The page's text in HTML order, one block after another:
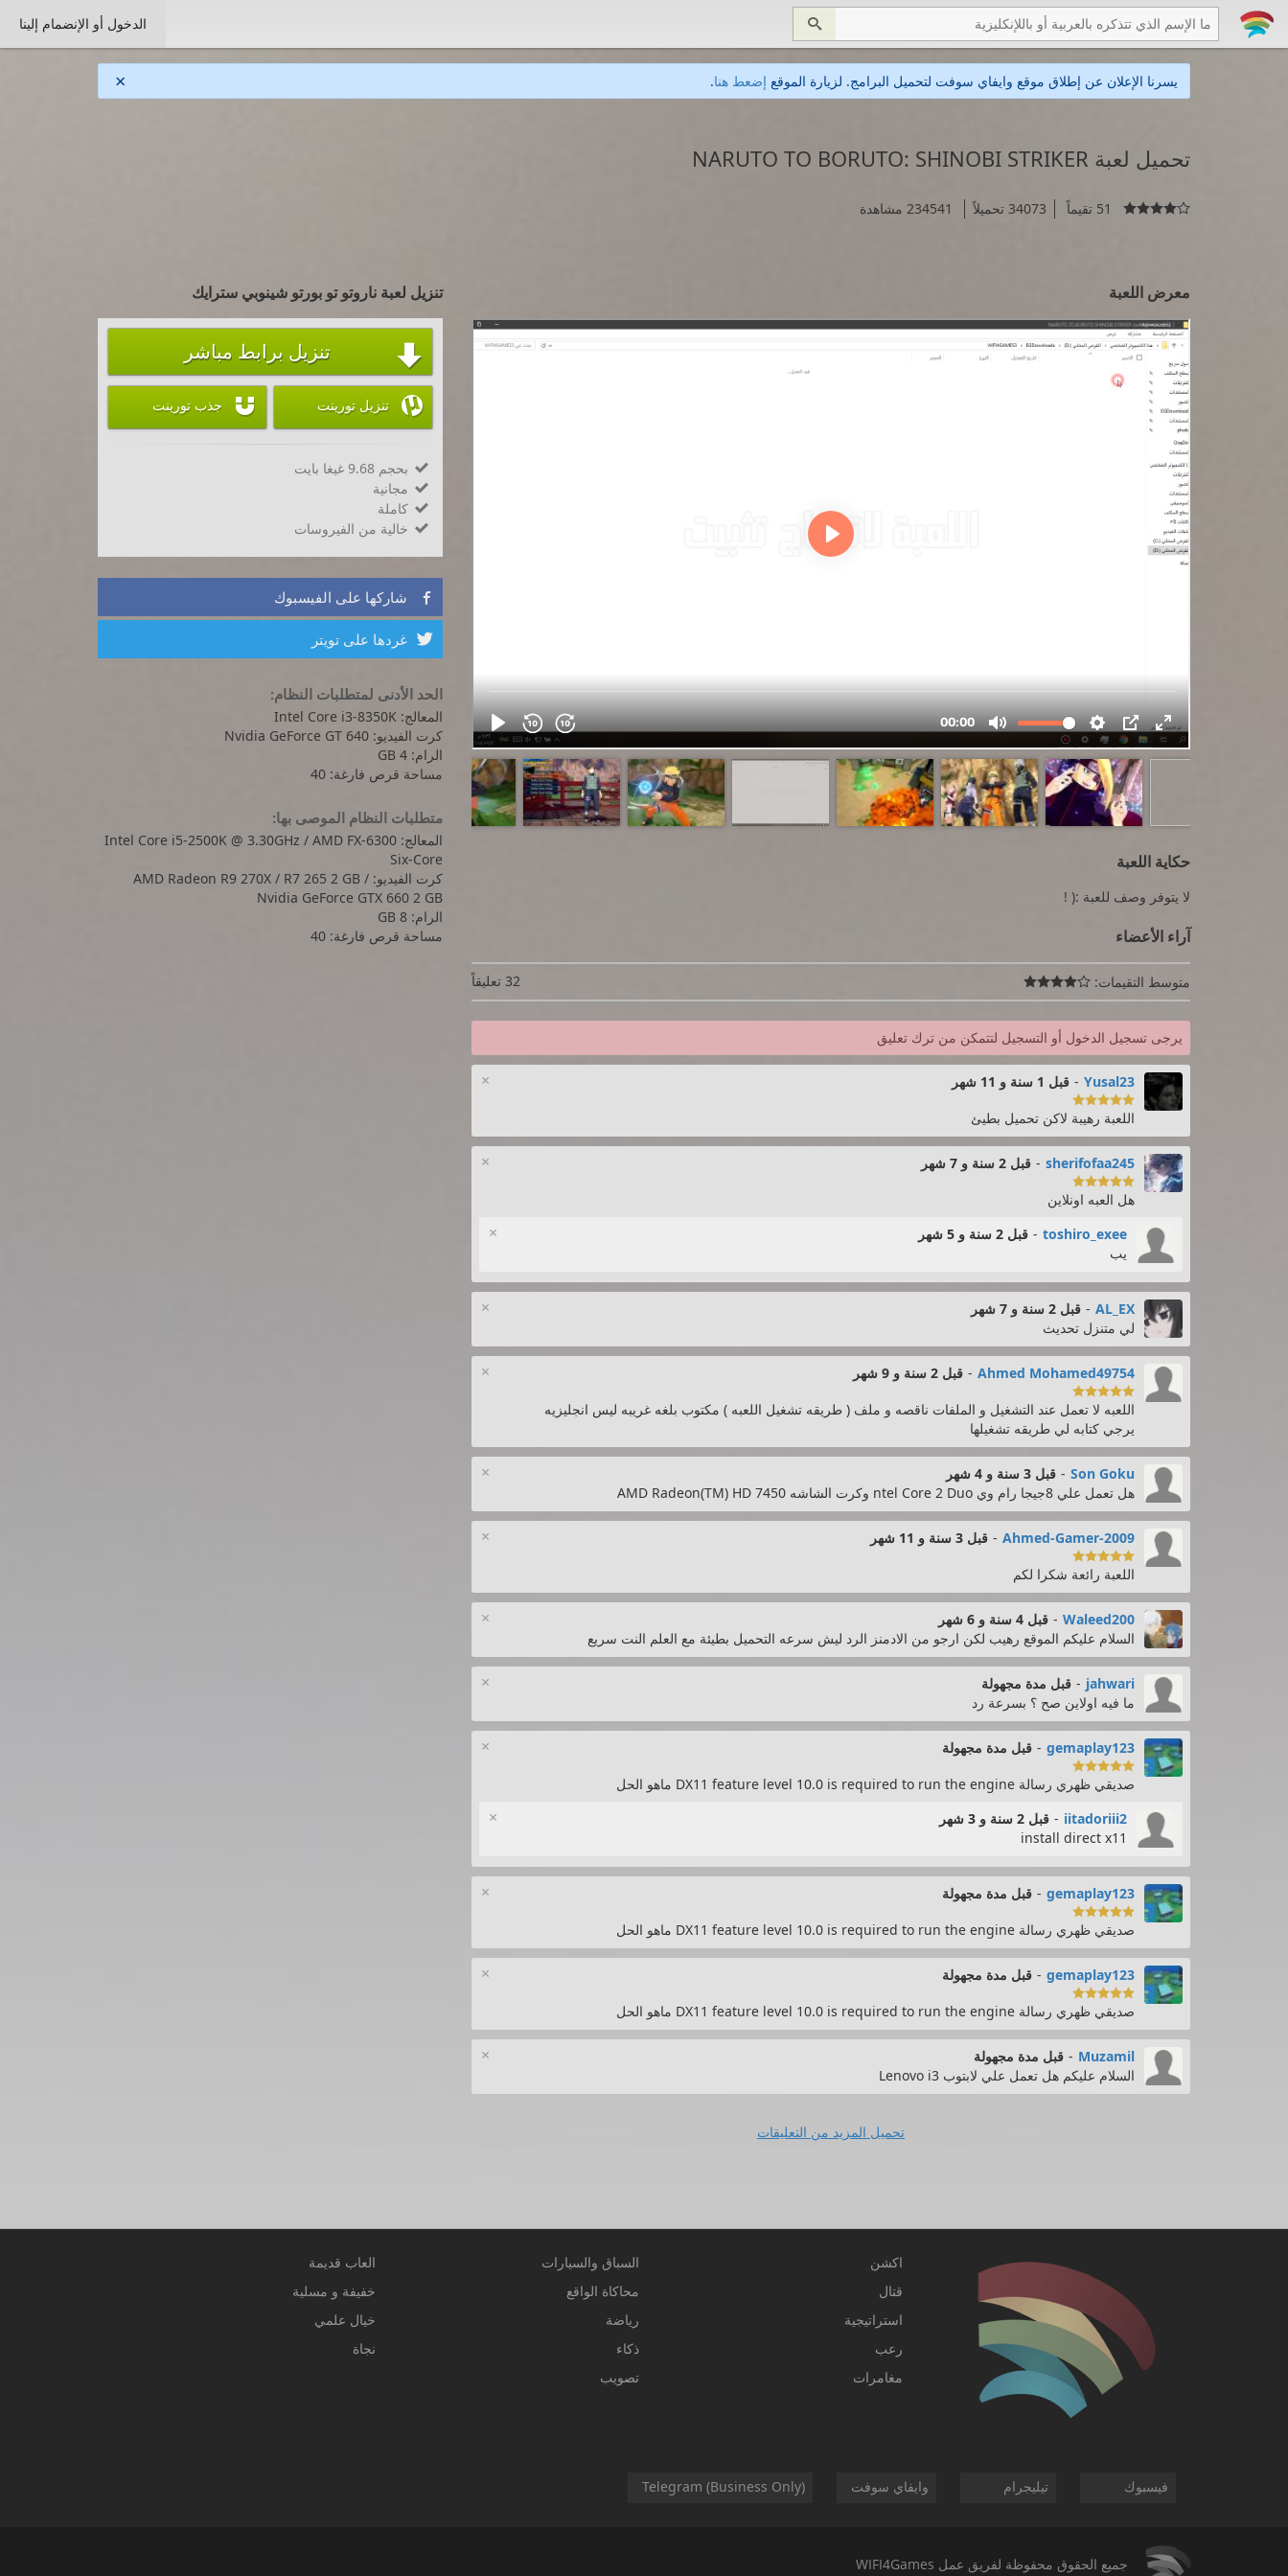
 الدخول أو الإنضمام إلينا
يسرنا الإعلان عن إطلاق موقع وايفاي سوفت لتحميل البرامج. لزيارة الموقع إضعط هنا.
×
تحميل لعبة NARUTO TO BORUTO: SHINOBI STRIKER
 51 تقيماً 34073 تحميلاً 234541 مشاهدة
معرض اللعبة
حكاية اللعبة
لا يتوفر وصف للعبة :( !
آراء الأعضاء
متوسط التقيمات:  32 تعليقاً
يرجى تسجيل الدخول أو التسجيل لتتمكن من ترك تعليق
× Yusal23
- قبل 1 سنة و 11 شهر

اللعبة رهيبة لاكن تحميل بطيئ
× sherifofaa245
- قبل 2 سنة و 7 شهر

هل العبه اونلاين
× toshiro_exee
- قبل 2 سنة و 5 شهر
يب
× AL_EX
- قبل 2 سنة و 7 شهر
لي متنزل تحديث
× Ahmed Mohamed49754
- قبل 2 سنة و 9 شهر

اللعبه لا تعمل عند التشغيل و الملفات ناقصه و ملف ( طريقه تشغيل اللعبه ) مكتوب بلغه غريبه ليس انجليزيه
يرجي كتابه لي طريقه تشغيلها
× Son Goku
- قبل 3 سنة و 4 شهر
هل تعمل علي 8جيجا رام وي ntel Core 2 Duo وكرت الشاشه AMD Radeon(TM) HD 7450
× Ahmed-Gamer-2009
- قبل 3 سنة و 11 شهر

اللعبة رائعة شكرا لكم
× Waleed200
- قبل 4 سنة و 6 شهر
السلام عليكم الموقع رهيب لكن ارجو من الادمنز الرد ليش سرعه التحميل بطيئة مع العلم النت سريع
× jahwari
- قبل مدة مجهولة
ما فيه اولاين صح ؟ بسرعة رد
× gemaplay123
- قبل مدة مجهولة

صديقي ظهري رسالة DX11 feature level 10.0 is required to run the engine ماهو الحل
× iitadoriii2
- قبل 2 سنة و 3 شهر
install direct x11
× gemaplay123
- قبل مدة مجهولة

صديقي ظهري رسالة DX11 feature level 10.0 is required to run the engine ماهو الحل
× gemaplay123
- قبل مدة مجهولة

صديقي ظهري رسالة DX11 feature level 10.0 is required to run the engine ماهو الحل
× Muzamil
- قبل مدة مجهولة
السلام عليكم هل تعمل علي لابتوب Lenovo i3
تحميل المزيد من التعليقات
تنزيل لعبة ناروتو تو بورتو شينوبي سترايك
 تنزيل برابط مباشر
 تنزيل تورينت  جذب تورينت
 بحجم 9.68 غيغا بايت
 مجانية
 كاملة
 خالية من الفيروسات
 شاركها على الفيسبوك
 غردها على تويتر
الحد الأدنى لمتطلبات النظام:
المعالج: Intel Core i3-8350K
كرت الفيديو: Nvidia GeForce GT 640
الرام: 4 GB
مساحة قرص فارغة: 40
متطلبات النظام الموصى بها:
المعالج: Intel Core i5-2500K @ 3.30GHz / AMD FX-6300
Six-Core
كرت الفيديو: AMD Radeon R9 270X / R7 265 2 GB /
Nvidia GeForce GTX 660 2 GB
الرام: 8 GB
مساحة قرص فارغة: 40
اكشن
قتال
استراتيجية
رعب
مغامرات
السباق والسيارات
محاكاة الواقع
رياضة
ذكاء
تصويب
العاب قديمة
خفيفة و مسلية
خيال علمي
نجاة
فيسبوك تيليجرام وايفاي سوفت Telegram (Business Only)
جميع الحقوق محفوظة لفريق عمل WIFI4Games